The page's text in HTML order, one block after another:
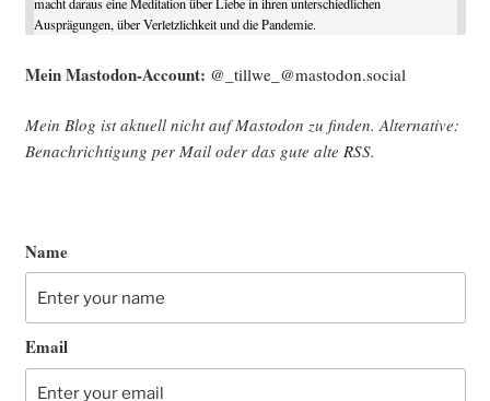
Ausprägungen, über Verletzlichkeit und die Pandemie.
Mein Mast­o­don-Account: @_tillwe_@mastodon.social
Mein Blog ist aktu­ell nicht auf Mast­o­don zu fin­den. Alter­na­ti­ve:
Benach­rich­ti­gung per Mail oder das gute alte RSS.
Name
Email